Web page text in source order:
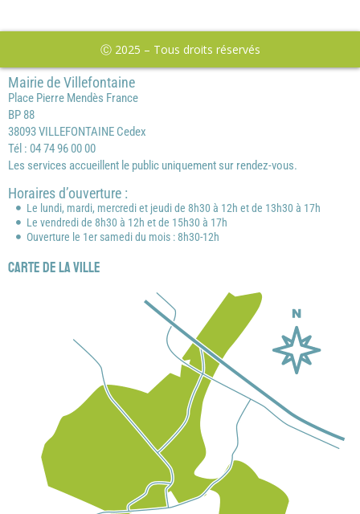
Ⓒ 2025 – Tous droits réservés
Mairie de Villefontaine
Place Pierre Mendès France
BP 88
38093 VILLEFONTAINE Cedex
Tél : 04 74 96 00 00
Les services accueillent le public uniquement sur rendez-vous.
Horaires d’ouverture :
Le lundi, mardi, mercredi et jeudi de 8h30 à 12h et de 13h30 à 17h
Le vendredi de 8h30 à 12h et de 15h30 à 17h
Ouverture le 1er samedi du mois : 8h30-12h
Carte de la ville